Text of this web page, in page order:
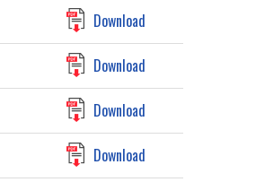
Download
Download
Download
Download